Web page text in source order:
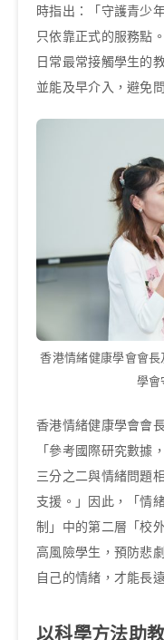
時指出：「守護青少
只依靠正式的服務點
日常最常接觸學生的
並能及早介入，避免
香港情緒健康學會會
學會
香港情緒健康學會會
「參考國際研究數據
三分之二與情緒問題
支援。」因此，「情
制」中的第二層「校
高風險學生，預防悲
自己的情緒，才能長
以科學方法助